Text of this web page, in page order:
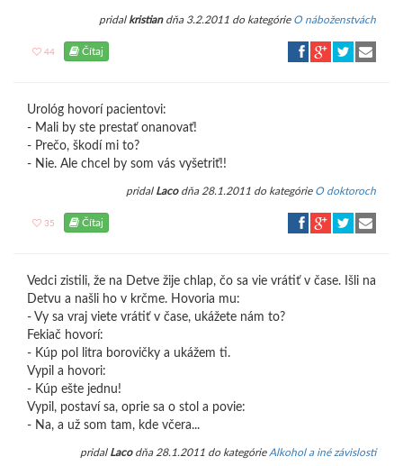
pridal kristiandňa 3.2.2011 do kategórie O náboženstvách
44 Čítaj
Urológ hovorí pacientovi:
- Mali by ste prestať onanovať!
- Prečo, škodí mi to?
- Nie. Ale chcel by som vás vyšetriť!!
pridal Lacodňa 28.1.2011 do kategórie O doktoroch
35 Čítaj
Vedci zistili, že na Detve žije chlap, čo sa vie vrátiť v čase. Išli na
Detvu a našli ho v krčme. Hovoria mu:
- Vy sa vraj viete vrátiť v čase, ukážete nám to?
Fekiač hovorí:
- Kúp pol litra borovičky a ukážem ti.
Vypil a hovori:
- Kúp ešte jednu!
Vypil, postaví sa, oprie sa o stol a povie:
- Na, a už som tam, kde včera...
pridal Lacodňa 28.1.2011 do kategórie Alkohol a iné závislosti